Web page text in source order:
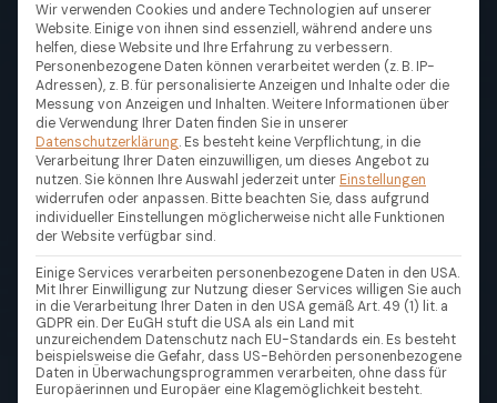
Wir verwenden Cookies und andere Technologien auf unserer
Website. Einige von ihnen sind essenziell, während andere uns
helfen, diese Website und Ihre Erfahrung zu verbessern.
Personenbezogene Daten können verarbeitet werden (z. B. IP-
Adressen), z. B. für personalisierte Anzeigen und Inhalte oder die
Messung von Anzeigen und Inhalten.Weitere Informationen über
die Verwendung Ihrer Daten finden Sie in unserer
Datenschutzerklärung. Es besteht keine Verpflichtung, in die
Verarbeitung Ihrer Daten einzuwilligen, um dieses Angebot zu
nutzen. Sie können Ihre Auswahl jederzeit unter Einstellungen
widerrufen oder anpassen. Bitte beachten Sie, dass aufgrund
individueller Einstellungen möglicherweise nicht alle Funktionen
der Website verfügbar sind.
Einige Services verarbeiten personenbezogene Daten in den USA.
Mit Ihrer Einwilligung zur Nutzung dieser Services willigen Sie auch
in die Verarbeitung Ihrer Daten in den USA gemäß Art. 49 (1) lit. a
GDPR ein. Der EuGH stuft die USA als ein Land mit
unzureichendem Datenschutz nach EU-Standards ein. Es besteht
beispielsweise die Gefahr, dass US-Behörden personenbezogene
Daten in Überwachungsprogrammen verarbeiten, ohne dass für
Europäerinnen und Europäer eine Klagemöglichkeit besteht.